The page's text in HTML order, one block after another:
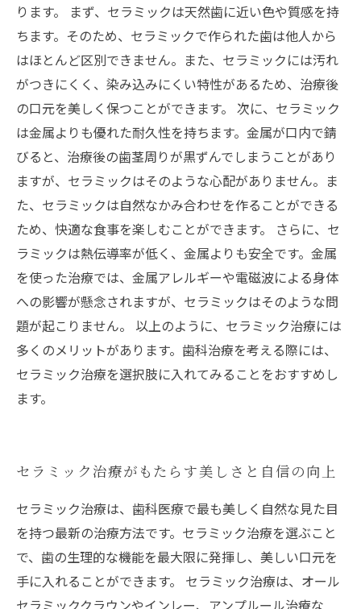
ります。 まず、セラミックは天然歯に近い色や質感を持
ちます。そのため、セラミックで作られた歯は他人から
はほとんど区別できません。また、セラミックには汚れ
がつきにくく、染み込みにくい特性があるため、治療後
の口元を美しく保つことができます。 次に、セラミック
は金属よりも優れた耐久性を持ちます。金属が口内で錆
びると、治療後の歯茎周りが黒ずんでしまうことがあり
ますが、セラミックはそのような心配がありません。ま
た、セラミックは自然なかみ合わせを作ることができる
ため、快適な食事を楽しむことができます。 さらに、セ
ラミックは熱伝導率が低く、金属よりも安全です。金属
を使った治療では、金属アレルギーや電磁波による身体
への影響が懸念されますが、セラミックはそのような問
題が起こりません。 以上のように、セラミック治療には
多くのメリットがあります。歯科治療を考える際には、
セラミック治療を選択肢に入れてみることをおすすめし
ます。
セラミック治療がもたらす美しさと自信の向上
セラミック治療は、歯科医療で最も美しく自然な見た目
を持つ最新の治療方法です。セラミック治療を選ぶこと
で、歯の生理的な機能を最大限に発揮し、美しい口元を
手に入れることができます。 セラミック治療は、オール
セラミッククラウンやインレー、アンプルール治療な